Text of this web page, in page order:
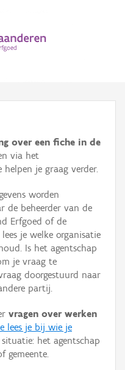
over een fiche in de
via het
je graag verder.
worden
de beheerder van de
Erfgoed of de
je welke organisatie
Is het agentschap
je vraag te
doorgestuurd naar
partij.
vragen over werken
lees je bij wie je
het agentschap
gemeente.